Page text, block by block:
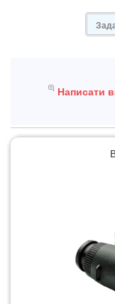
Написати